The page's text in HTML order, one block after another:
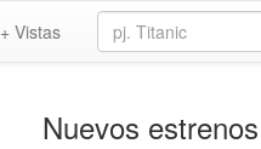
+ Vistas
Nuevos estrenos